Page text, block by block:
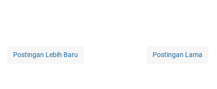
Postingan Lebih Baru Postingan Lama